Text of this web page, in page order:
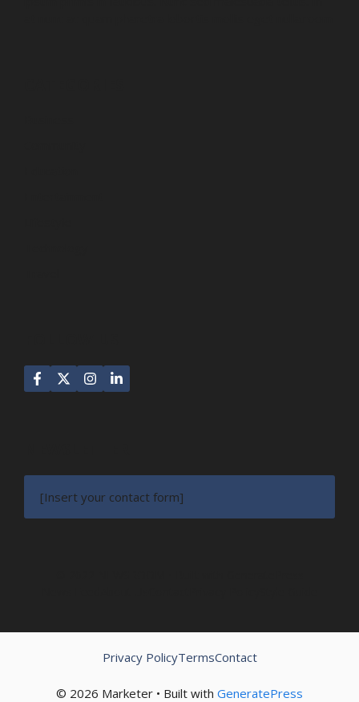
[Insert your contact form]
© 2026 Marketer • Built with GeneratePress
Privacy PolicyTermsContact